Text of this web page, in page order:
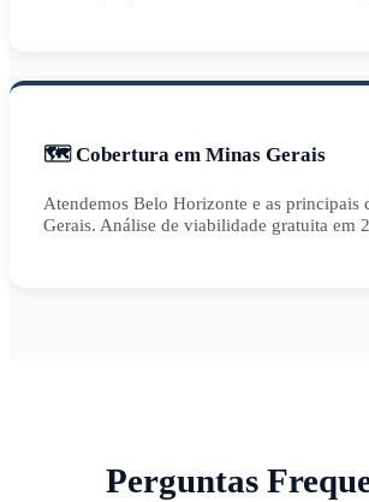
🗺️ Cobertura em Minas Gerais
Atendemos Belo Horizonte e as principais
Gerais. Análise de viabilidade gratuita em
Perguntas